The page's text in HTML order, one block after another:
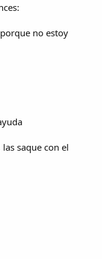
no estoy
saque con el